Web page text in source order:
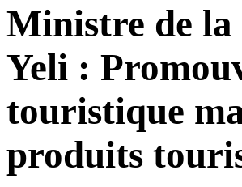
Ministre de la
Yeli :
touristique
produits